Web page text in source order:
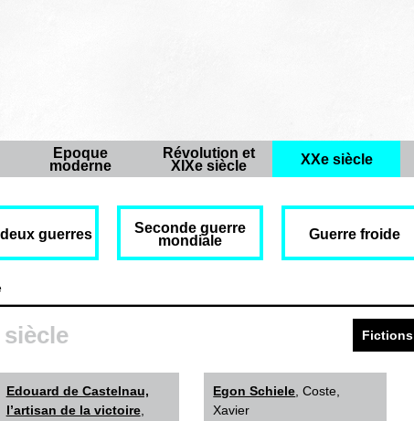
Epoque
moderne
Révolution et
XIXe siècle
XXe siècle
guerres
Seconde guerre
mondiale
Guerre froide
Fictions
Edouard de Castelnau,
l’artisan de la victoire,
Egon Schiele , Coste,
Xavier